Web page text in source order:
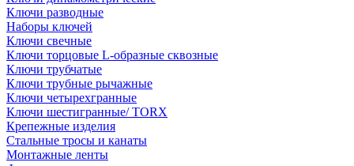
Ключи разводные
Наборы ключей
Ключи свечные
Ключи торцовые L-образные сквозные
Ключи трубчатые
Ключи трубные рычажные
Ключи четырехгранные
Ключи шестигранные/ TORX
Крепежные изделия
Стальные тросы и канаты
Монтажные ленты